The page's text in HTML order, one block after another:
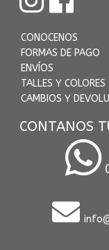
CONOCENOS
FORMAS DE PAGO
ENVÍOS
TALLES Y COLORES
CAMBIOS Y
CONTANOS